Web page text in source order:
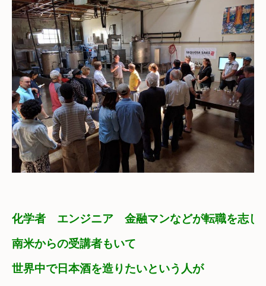
化学者　エンジニア　金融マンなどが転職を志し
南米からの受講者もいて
世界中で日本酒を造りたいという人が